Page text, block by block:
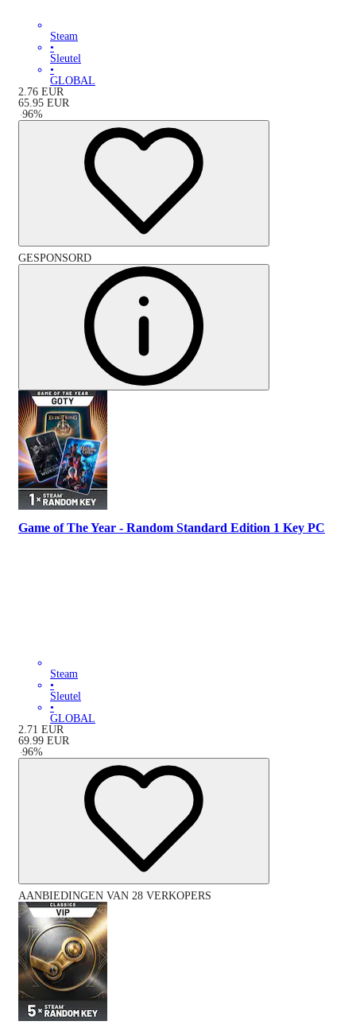
Steam
•
Sleutel
•
GLOBAL
2.76 EUR
65.95 EUR
-96%
GESPONSORD
Game of The Year - Random Standard Edition 1 Key PC
Steam
•
Sleutel
•
GLOBAL
2.71 EUR
69.99 EUR
-96%
AANBIEDINGEN VAN 28 VERKOPERS